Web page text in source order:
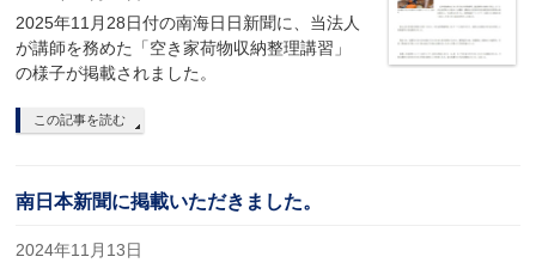
2025年11月28日付の南海日日新聞に、当法人
が講師を務めた「空き家荷物収納整理講習」
の様子が掲載されました。
この記事を読む
南日本新聞に掲載いただきました。
2024年11月13日